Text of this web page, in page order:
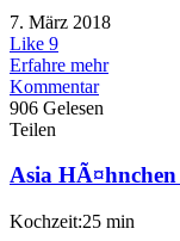
7. März 2018
Like 9
Erfahre mehr
Kommentar
906 Gelesen
Teilen
Asia
Kochzeit:25 min